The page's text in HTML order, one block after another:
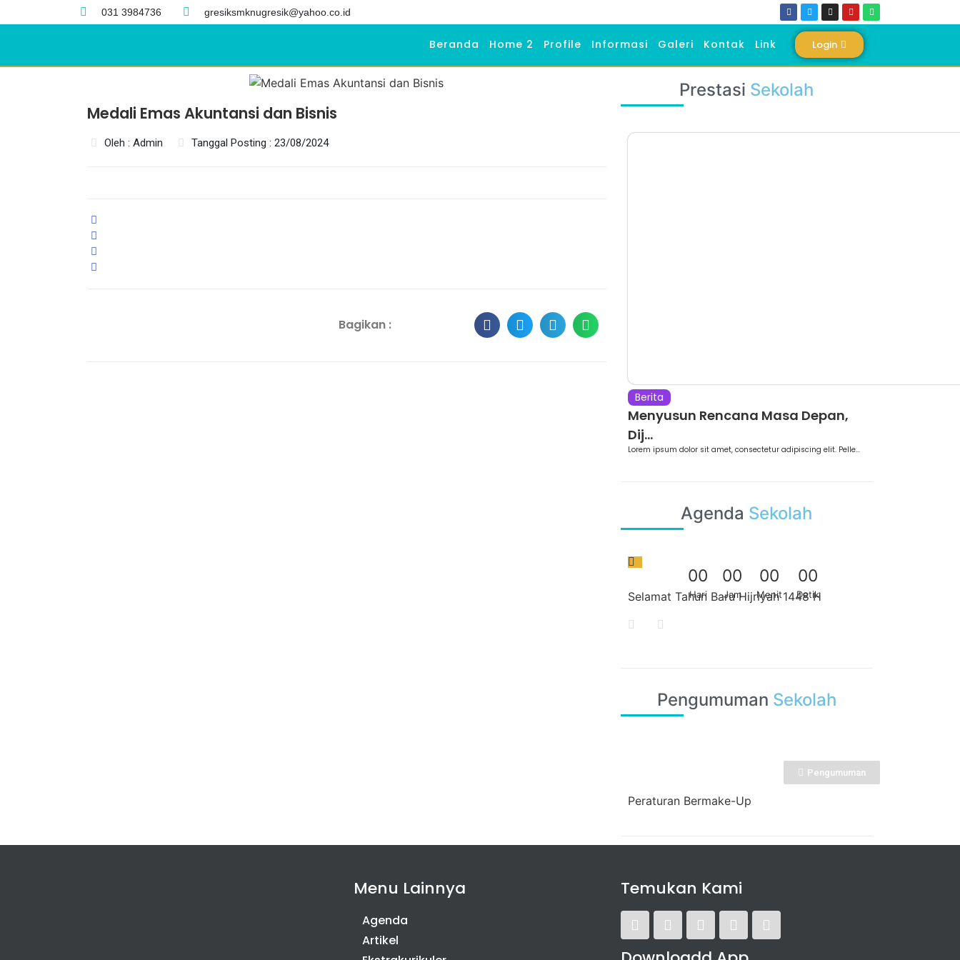
031 3984736 gresiksmknugresik@yahoo.co.id
Beranda Home 2 Profile Informasi Galeri Kontak Link Login
Medali Emas Akuntansi dan Bisnis
Oleh : Admin Tanggal Posting : 23/08/2024
Bagikan :
Prestasi Sekolah
Berita
Menyusun Rencana Masa Depan,
Dij...
Lorem ipsum dolor sit amet, consectetur adipiscing elit. Pelle...
Agenda Sekolah
Selamat Tahun Baru Hijriyah 1448 H
00
Hari
00
Jam
00
Menit
00
Detik
Pengumuman Sekolah
Pengumuman
Peraturan Bermake-Up
Menu Lainnya
Agenda
Artikel
Temukan Kami